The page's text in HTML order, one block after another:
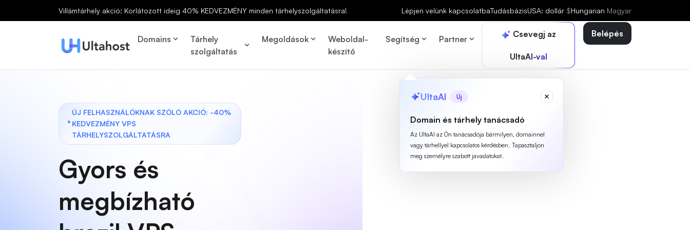
Villámtárhely akció: Korlátozott ideig 40% KEDVEZMÉNY minden tárhelyszolgáltatásra! Lépjen velünk kapcsolatbaTudásbázisUSA: dollár $Hungarian Magyar
Domains
Tárhely
szolgáltatás
Megoldások
Weboldal-
készítő
Segítség Partner Csevegj az
UltaAI-val
UltaAI Új
Domain és tárhely tanácsadó
Az UltaAI az Ön tanácsadója bármilyen, domainnel
vagy tárhellyel kapcsolatos kérdésben. Tapasztaljon
meg személyre szabott javaslatokat.
Belépés
ÚJ FELHASZNÁLÓKNAK SZÓLÓ AKCIÓ: -40%
KEDVEZMÉNY VPS
TÁRHELYSZOLGÁLTATÁSRA
Gyors és
megbízható